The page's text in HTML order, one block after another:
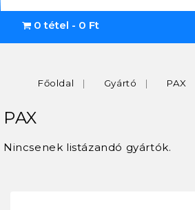
0 tétel - 0 Ft
Főoldal Gyártó PAX
PAX
Nincsenek listázandó gyártók.